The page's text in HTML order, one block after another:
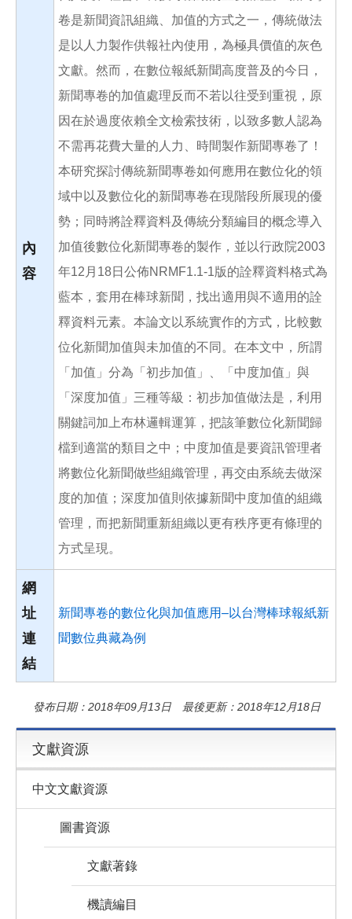
內
容
卷是新聞資訊組織、加值的方式之一，傳統做法
是以人力製作供報社內使用，為極具價值的灰色
文獻。然而，在數位報紙新聞高度普及的今日，
新聞專卷的加值處理反而不若以往受到重視，原
因在於過度依賴全文檢索技術，以致多數人認為
不需再花費大量的人力、時間製作新聞專卷了！
本研究探討傳統新聞專卷如何應用在數位化的領
域中以及數位化的新聞專卷在現階段所展現的優
勢；同時將詮釋資料及傳統分類編目的概念導入
加值後數位化新聞專卷的製作，並以行政院2003
年12月18日公佈NRMF1.1-1版的詮釋資料格式為
藍本，套用在棒球新聞，找出適用與不適用的詮
釋資料元素。本論文以系統實作的方式，比較數
位化新聞加值與未加值的不同。在本文中，所謂
「加值」分為「初步加值」、「中度加值」與
「深度加值」三種等級：初步加值做法是，利用
關鍵詞加上布林邏輯運算，把該筆數位化新聞歸
檔到適當的類目之中；中度加值是要資訊管理者
將數位化新聞做些組織管理，再交由系統去做深
度的加值；深度加值則依據新聞中度加值的組織
管理，而把新聞重新組織以更有秩序更有條理的
方式呈現。
網
址
連
結
新聞專卷的數位化與加值應用–以台灣棒球報紙新
聞數位典藏為例
發布日期：2018年09月13日 最後更新：2018年12月18日
文獻資源
中文文獻資源
圖書資源
文獻著錄
機讀編目